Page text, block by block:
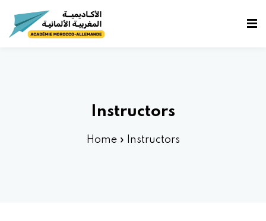
Instructors
Home» Instructors